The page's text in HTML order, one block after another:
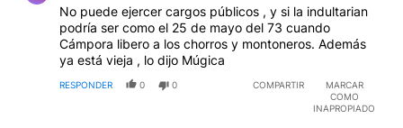
No puede ejercer cargos públicos , y si la indultarian
podría ser como el 25 de mayo del 73 cuando
Cámpora libero a los chorros y montoneros. Además
ya está vieja , lo dijo Múgica
RESPONDER 0 0 COMPARTIR
MARCAR
COMO
INAPROPIADO